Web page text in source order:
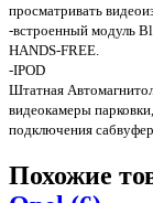
просматривать
-встроенный модуль
HANDS-FREE.
-IPOD
Штатная
видеокамеры
подключения
Похожие